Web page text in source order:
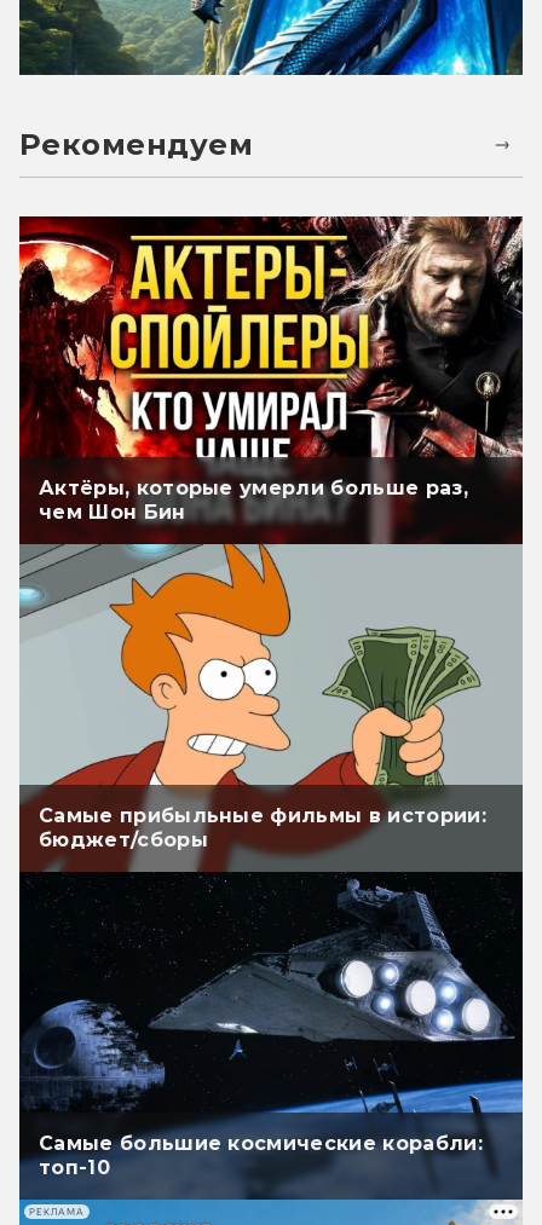
Рекомендуем
Актёры, которые умерли больше раз,
чем Шон Бин
Самые прибыльные фильмы в истории:
бюджет/сборы
Самые большие космические корабли:
топ-10
РЕКЛАМА